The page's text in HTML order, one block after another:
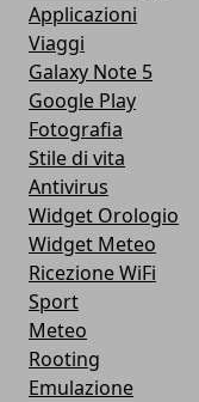
Applicazioni
Viaggi
Galaxy Note 5
Google Play
Fotografia
Stile di vita
Antivirus
Widget Orologio
Widget Meteo
Ricezione WiFi
Sport
Meteo
Rooting
Emulazione